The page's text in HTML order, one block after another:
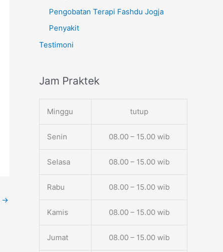
→
Pengobatan Terapi Fashdu Jogja
Penyakit
Testimoni
Jam Praktek
Minggu tutup
Senin 08.00 – 15.00 wib
Selasa 08.00 – 15.00 wib
Rabu 08.00 – 15.00 wib
Kamis 08.00 – 15.00 wib
Jumat 08.00 – 15.00 wib